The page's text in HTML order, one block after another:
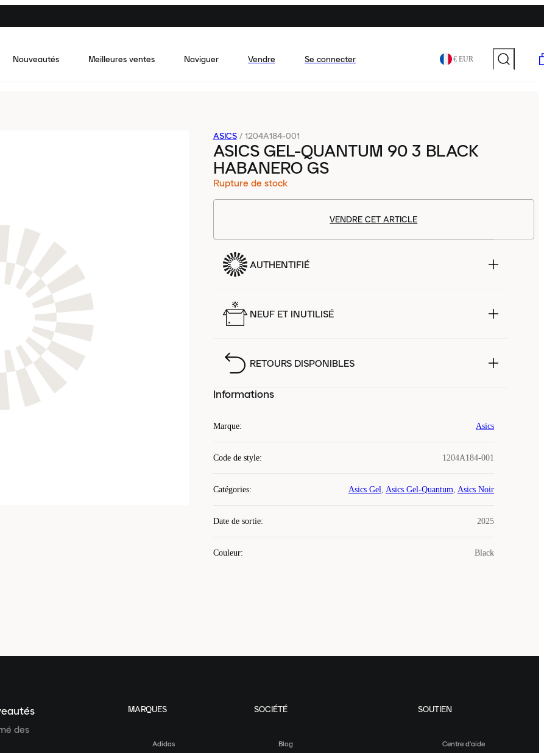
Nouveautés Meilleures ventes Naviguer Vendre Se connecter € EUR
ASICS / 1204A184-001
ASICS GEL-QUANTUM 90 3 BLACK
HABANERO GS
Rupture de stock
VENDRE CET ARTICLE
AUTHENTIFIÉ
NEUF ET INUTILISÉ
RETOURS DISPONIBLES
Informations
Marque: Asics
Code de style: 1204A184-001
Catégories: Asics Gel, Asics Gel-Quantum, Asics Noir
Date de sortie: 2025
Couleur: Black
des
MARQUES
Adidas
SOCIÉTÉ
Blog
SOUTIEN
Centre d'aide